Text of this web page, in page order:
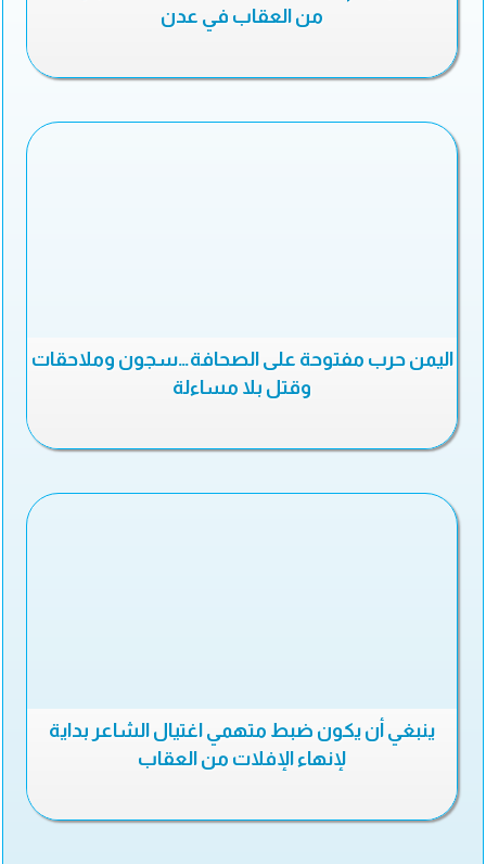
من العقاب في عدن
اليمن حرب مفتوحة على الصحافة…سجون وملاحقات
وقتل بلا مساءلة
ينبغي أن يكون ضبط متهمي اغتيال الشاعر بداية
لإنهاء الإفلات من العقاب